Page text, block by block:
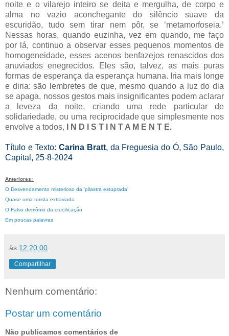
noite e o vilarejo inteiro se deita e mergulha, de corpo e
alma no vazio aconchegante do silêncio suave da
escuridão, tudo sem tirar nem pôr, se ‘metamorfoseia.’
Nessas horas, quando euzinha, vez em quando, me faço
por lá, continuo a observar esses pequenos momentos de
homogeneidade, esses acenos benfazejos renascidos dos
anuviados enegrecidos. Eles são, talvez, as mais puras
formas de esperança da esperança humana. Iria mais longe
e diria: são lembretes de que, mesmo quando a luz do dia
se apaga, nossos gestos mais insignificantes podem aclarar
a leveza da noite, criando uma rede particular de
solidariedade, ou uma reciprocidade que simplesmente nos
envolve a todos, I N D I S T I N T A M E N T E.
Título e Texto:Carina Bratt, da Freguesia do Ó, São Paulo,
Capital, 25-8-2024
Anteriores:
O Desvendamento misterioso da 'pilastra estuprada'
Quase uma turista extraviada
O Falso demônio da crucificação
Em poucas palavras
às 12:20:00
Compartilhar
Nenhum comentário:
Postar um comentário
Não publicamos comentários de